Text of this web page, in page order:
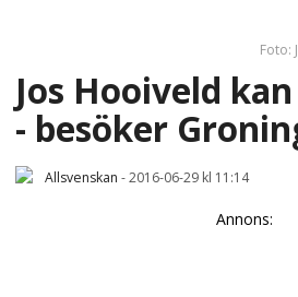
Foto:
Jos Hooiveld
- besöker
Allsvenskan -2016-06-29 kl 11:14
Annons: